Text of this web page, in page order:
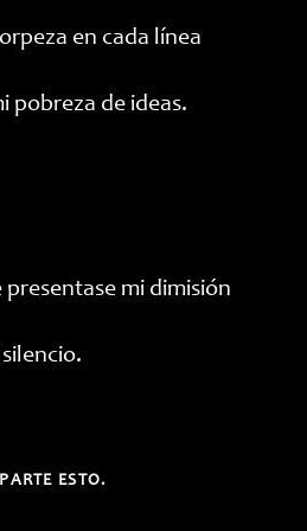
en cada línea
pobreza de ideas.
presentase mi dimisión
ESTO.